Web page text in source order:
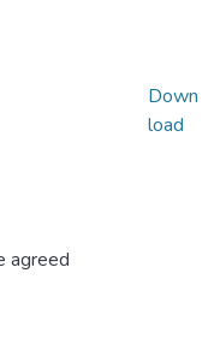
agreed
Down
load